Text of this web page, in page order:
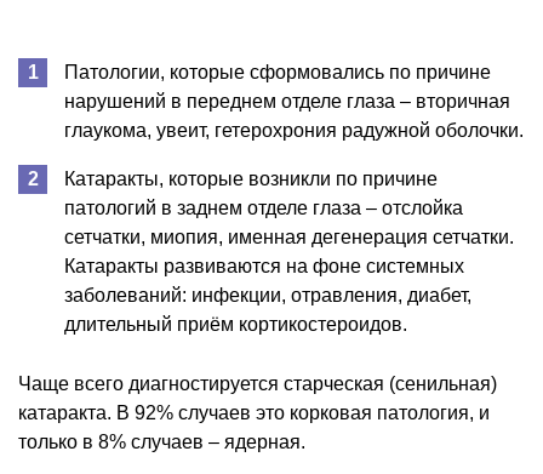
Патологии, которые сформовались по причине
нарушений в переднем отделе глаза – вторичная
глаукома, увеит, гетерохрония радужной оболочки.
Катаракты, которые возникли по причине
патологий в заднем отделе глаза – отслойка
сетчатки, миопия, именная дегенерация сетчатки.
Катаракты развиваются на фоне системных
заболеваний: инфекции, отравления, диабет,
длительный приём кортикостероидов.
Чаще всего диагностируется старческая (сенильная)
катаракта. В 92% случаев это корковая патология, и
только в 8% случаев – ядерная.